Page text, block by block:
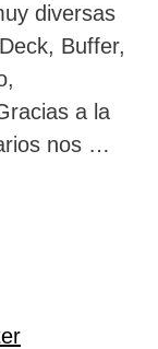
diversas
Buffer,
a la
nos …